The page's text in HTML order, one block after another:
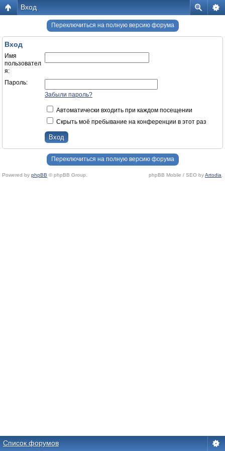
Вход
Переключиться на полную версию форума
Вход
Имя
пользовател
я:
Пароль:
Забыли пароль?
Автоматически входить при каждом посещении
Скрыть моё пребывание на конференции в этот раз
Переключиться на полную версию форума
Powered by phpBB © phpBB Group. phpBB Mobile / SEO byArtodia
Список форумов